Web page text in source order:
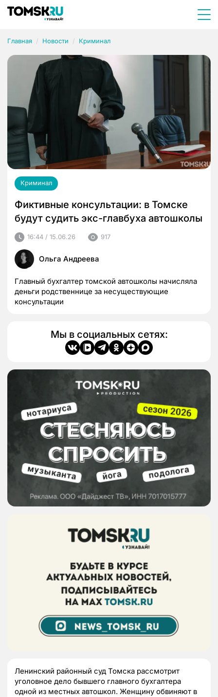
Главная Новости Криминал
Криминал
Фиктивные консультации: в Томске
будут судить экс-главбуха автошколы
16:44 / 15.06.26 917
Ольга Андреева
Главный бухгалтер томской автошколы начисляла
деньги родственнице за несуществующие
консультации
Мы в социальных сетях:
Ленинский районный суд Томска рассмотрит
уголовное дело бывшего главного бухгалтера
одной из местных автошкол. Женщину обвиняют в